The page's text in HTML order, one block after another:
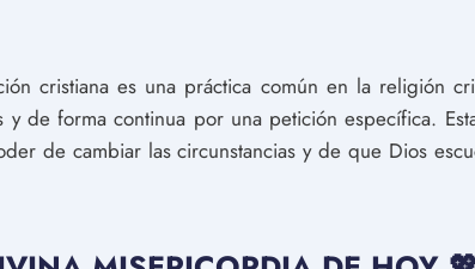
cristiana es una práctica común en la religión
y de forma continua por una petición específica.
de cambiar las circunstancias y de que Dios